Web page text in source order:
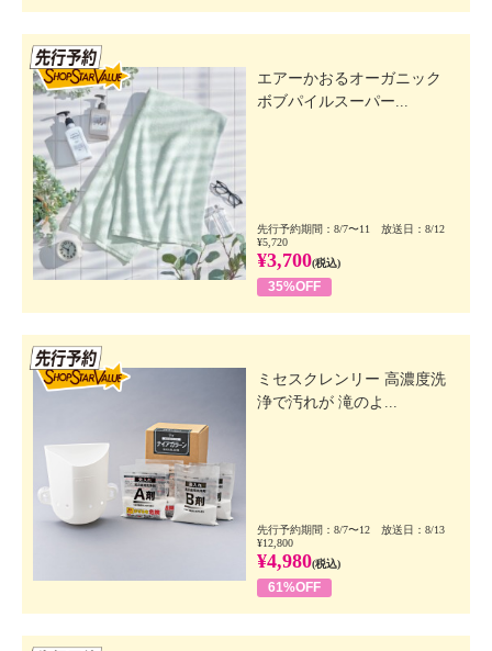
エアーかおるオーガニック
ボブパイルスーパー...
先行予約期間：8/7〜11 放送日：8/12
¥5,720
¥3,700(税込)
35%OFF
ミセスクレンリー 高濃度洗
浄で汚れが 滝のよ...
先行予約期間：8/7〜12 放送日：8/13
¥12,800
¥4,980(税込)
61%OFF